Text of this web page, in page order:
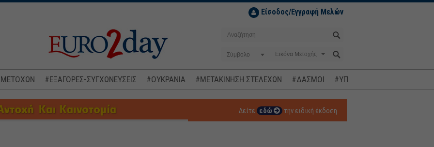
Είσοδος/Εγγραφή Μελών
Σύμβολο
ΜΕΤΟΧΩΝ #ΕΞΑΓΟΡΕΣ-ΣΥΓΧΩΝΕΥΣΕΙΣ #ΟΥΚΡΑΝΙΑ #ΜΕΤΑΚΙΝΗΣΗ ΣΤΕΛΕΧΩΝ #ΔΑΣΜΟΙ #ΥΠΟΚΛΟΠΕΣ
Δείτε εδώ την ειδική έκδοση